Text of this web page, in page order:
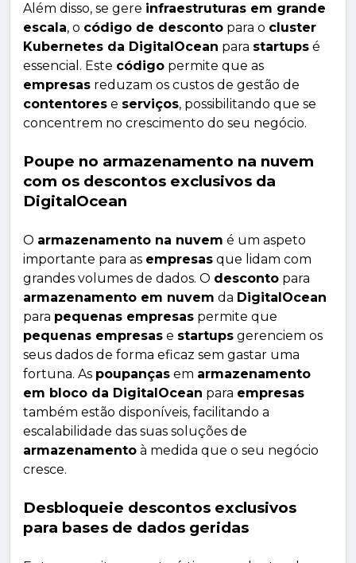
Além disso, se gere infraestruturas em grande
escala, o código de desconto para o cluster
Kubernetes da DigitalOcean para startups é
essencial. Este código permite que as
empresas reduzam os custos de gestão de
contentores e serviços, possibilitando que se
concentrem no crescimento do seu negócio.
Poupe no armazenamento na nuvem
com os descontos exclusivos da
DigitalOcean
O armazenamento na nuvem é um aspeto
importante para as empresas que lidam com
grandes volumes de dados. O desconto para
armazenamento em nuvem da DigitalOcean
para pequenas empresas permite que
pequenas empresas e startups gerenciem os
seus dados de forma eficaz sem gastar uma
fortuna. As poupanças em armazenamento
em bloco da DigitalOcean para empresas
também estão disponíveis, facilitando a
escalabilidade das suas soluções de
armazenamento à medida que o seu negócio
cresce.
Desbloqueie descontos exclusivos
para bases de dados geridas